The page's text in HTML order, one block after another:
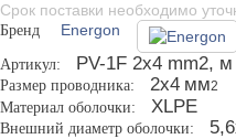
Срок поставки необходимо
Бренд
Energon
Артикул:
PV-1F 2x4 mm2, м
Размер проводника: 2х4 мм2
Материал оболочки: XLPE
Внешний диаметр оболочки: